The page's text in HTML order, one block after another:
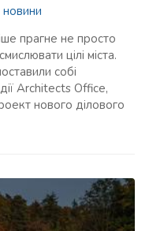
новини
прагне не просто
цілі міста.
собі
Architects Office,
нового ділового